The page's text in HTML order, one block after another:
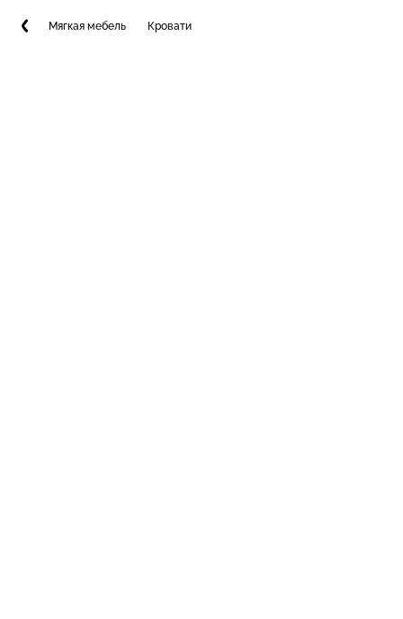
Мягкая мебель Кровати